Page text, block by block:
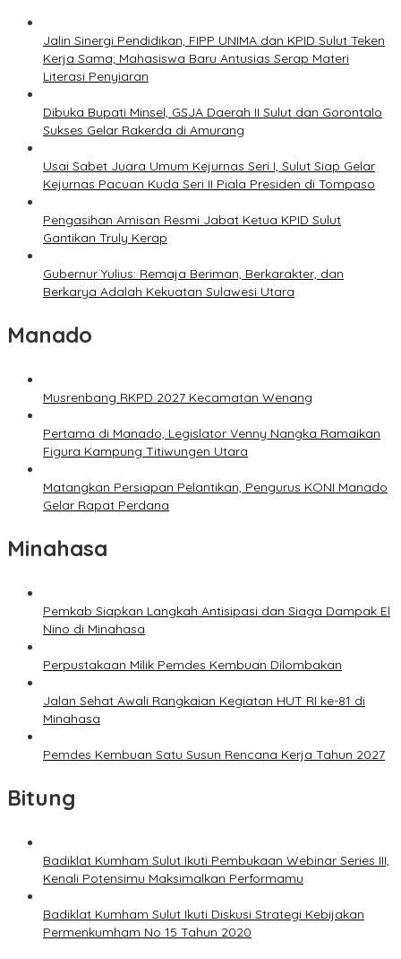
Jalin Sinergi Pendidikan, FIPP UNIMA dan KPID Sulut Teken
Kerja Sama; Mahasiswa Baru Antusias Serap Materi
Literasi Penyiaran
Dibuka Bupati Minsel, GSJA Daerah II Sulut dan Gorontalo
Sukses Gelar Rakerda di Amurang
Usai Sabet Juara Umum Kejurnas Seri I, Sulut Siap Gelar
Kejurnas Pacuan Kuda Seri II Piala Presiden di Tompaso
Pengasihan Amisan Resmi Jabat Ketua KPID Sulut
Gantikan Truly Kerap
Gubernur Yulius: Remaja Beriman, Berkarakter, dan
Berkarya Adalah Kekuatan Sulawesi Utara
Manado
Musrenbang RKPD 2027 Kecamatan Wenang
Pertama di Manado, Legislator Venny Nangka Ramaikan
Figura Kampung Titiwungen Utara
Matangkan Persiapan Pelantikan, Pengurus KONI Manado
Gelar Rapat Perdana
Minahasa
Pemkab Siapkan Langkah Antisipasi dan Siaga Dampak El
Nino di Minahasa
Perpustakaan Milik Pemdes Kembuan Dilombakan
Jalan Sehat Awali Rangkaian Kegiatan HUT RI ke-81 di
Minahasa
Pemdes Kembuan Satu Susun Rencana Kerja Tahun 2027
Bitung
Badiklat Kumham Sulut Ikuti Pembukaan Webinar Series III,
Kenali Potensimu Maksimalkan Performamu
Badiklat Kumham Sulut Ikuti Diskusi Strategi Kebijakan
Permenkumham No 15 Tahun 2020